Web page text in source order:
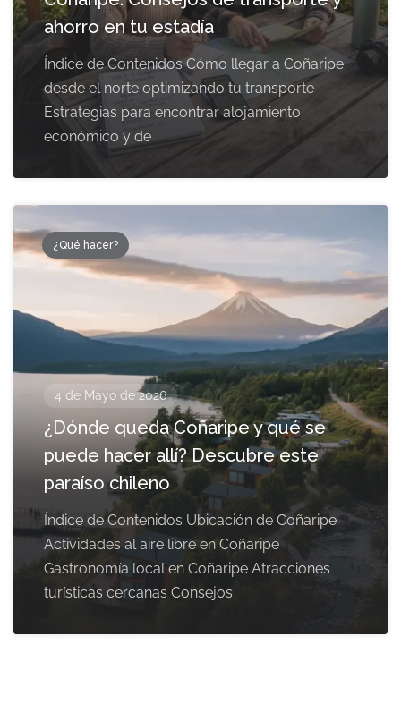
ahorro en tu estadía
Índice de Contenidos Cómo llegar a Coñaripe
desde el norte optimizando tu transporte
Estrategias para encontrar alojamiento
económico y de
¿Qué hacer?
4 de Mayo de 2026
¿Dónde queda Coñaripe y qué se
puede hacer allí? Descubre este
paraíso chileno
Índice de Contenidos Ubicación de Coñaripe
Actividades al aire libre en Coñaripe
Gastronomía local en Coñaripe Atracciones
turísticas cercanas Consejos